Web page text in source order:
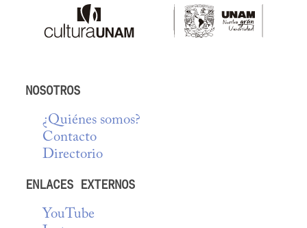
NOSOTROS
¿Quiénes somos?
Contacto
Directorio
ENLACES EXTERNOS
YouTube